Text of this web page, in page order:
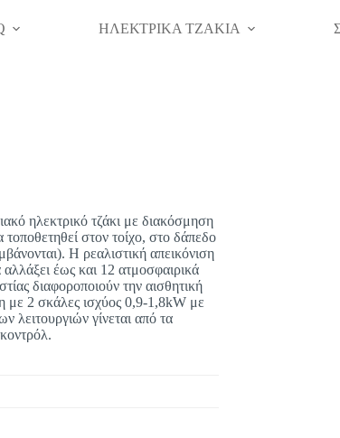
ΗΛΕΚΤΡΙΚΑ ΤΖΑΚΙΑ
ηλεκτρικό τζάκι με διακόσμηση
στον τοίχο, στο δάπεδο
Η ρεαλιστική απεικόνιση
έως και 12 ατμοσφαιρικά
διαφοροποιούν την αισθητική
με 2 σκάλες ισχύος 0,9-1,8kW με
λειτουργιών γίνεται από τα